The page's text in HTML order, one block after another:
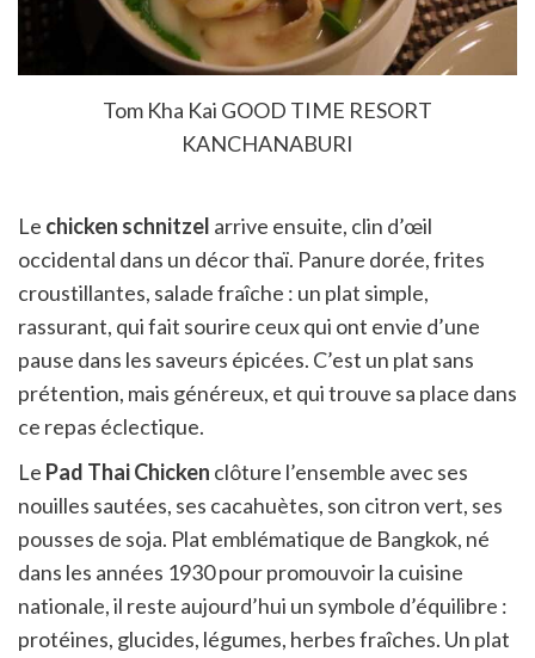
Tom Kha Kai GOOD TIME RESORT
KANCHANABURI
Le chicken schnitzel arrive ensuite, clin d’œil
occidental dans un décor thaï. Panure dorée, frites
croustillantes, salade fraîche : un plat simple,
rassurant, qui fait sourire ceux qui ont envie d’une
pause dans les saveurs épicées. C’est un plat sans
prétention, mais généreux, et qui trouve sa place dans
ce repas éclectique.
Le Pad Thai Chicken clôture l’ensemble avec ses
nouilles sautées, ses cacahuètes, son citron vert, ses
pousses de soja. Plat emblématique de Bangkok, né
dans les années 1930 pour promouvoir la cuisine
nationale, il reste aujourd’hui un symbole d’équilibre :
protéines, glucides, légumes, herbes fraîches. Un plat